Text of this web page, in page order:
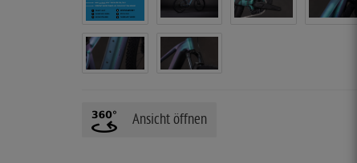
Ansicht öffnen